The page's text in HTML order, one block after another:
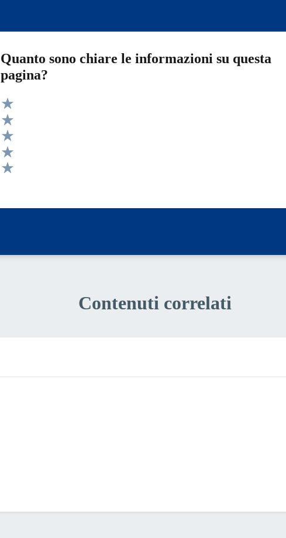
Quanto sono chiare le informazioni su questa
pagina?
Valuta 5 stelle su 5
Valuta 4 stelle su 5
Valuta 3 stelle su 5
Valuta 2 stelle su 5
Contenuti correlati